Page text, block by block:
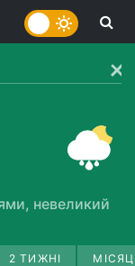
невеликий
2 ТИЖНІ